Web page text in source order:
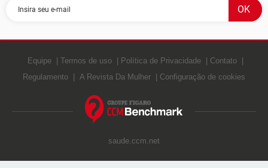
Equipe Termos de uso Política de Privacidade
Contato
Regulamento
A Revista Da Mulher Configuração de cookies
saude.ccm.net